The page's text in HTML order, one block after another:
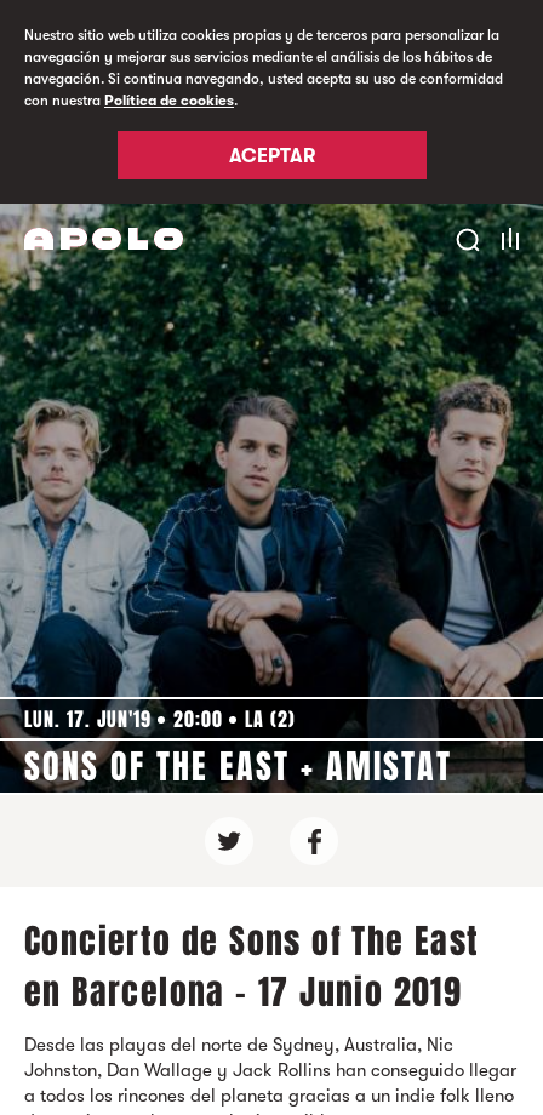
Nuestro sitio web utiliza cookies propias y de terceros para personalizar la
navegación y mejorar sus servicios mediante el análisis de los hábitos de
navegación. Si continua navegando, usted acepta su uso de conformidad
con nuestra Política de cookies.
ACEPTAR
LUN. 17. JUN'19 20:00 LA (2)
SONS OF THE EAST + AMISTAT
Concierto de Sons of The East
en Barcelona - 17 Junio 2019
Desde las playas del norte de Sydney, Australia, Nic
Johnston, Dan Wallage y Jack Rollins han conseguido llegar
a todos los rincones del planeta gracias a un indie folk lleno